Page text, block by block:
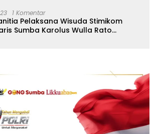
1 Komentar
Pelaksana Wisuda Stimikom
Sumba Karolus Wulla Rato